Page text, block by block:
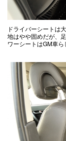
ドライバーシートは
地はやや固めだが、
ワーシートはGM車ら